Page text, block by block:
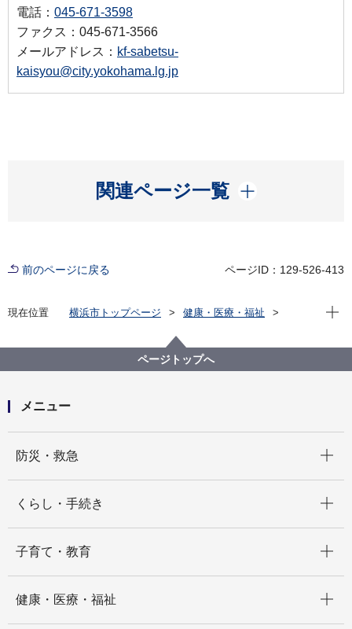
電話： 045-671-3598
ファクス：045-671-3566
メールアドレス： kf-sabetsu-
kaisyou@city.yokohama.lg.jp
関連ページ一覧
開く
前のページに戻る ページID：129-526-413
現在位置 横浜市トップページ
健康・医療・福祉
障害者差別解消法への対応
（障害者差別事例6）不明 地域
現在
ページトップへ
メニュー
防災・救急
くらし・手続き
子育て・教育
健康・医療・福祉